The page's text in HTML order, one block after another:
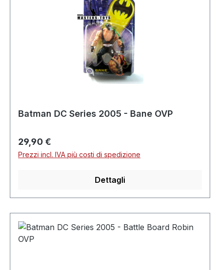
Batman DC Series 2005 - Bane OVP
Prezzo normale:
29,90 €
Prezzi incl. IVA più costi di spedizione
Dettagli